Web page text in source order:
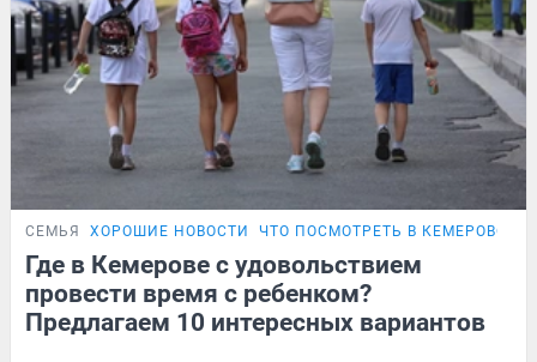
СЕМЬЯ ХОРОШИЕ НОВОСТИ ЧТО ПОСМОТРЕТЬ В КЕМЕРОВО
Где в Кемерове с удовольствием
провести время с ребенком?
Предлагаем 10 интересных вариантов